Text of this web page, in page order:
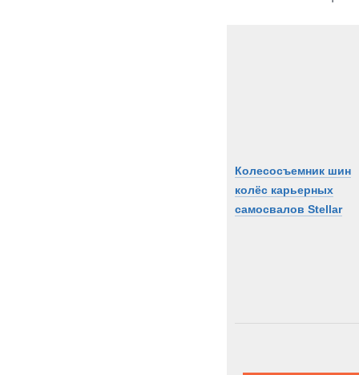
Колесосъемник шин
колёс карьерных
самосвалов Stellar